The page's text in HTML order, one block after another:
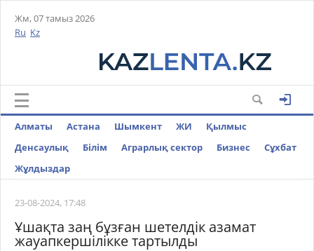
Жм, 07 тамыз 2026
Ru Kz
Алматы Астана Шымкент ЖИ
Қылмыс
Денсаулық
Білім Аграрлық сектор Бизнес
Cұхбат
Жұлдыздар
23-08-2024, 17:48
Ұшақта заң бұзған шетелдік азамат
жауапкершілікке тартылды